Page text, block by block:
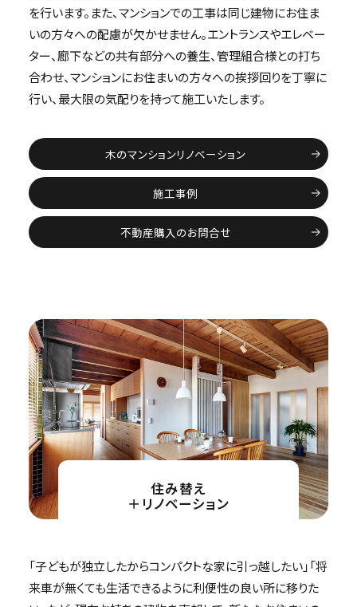
を行います。また、マンションでの工事は同じ建物にお住ま
いの方々への配慮が欠かせません。エントランスやエレベー
ター、廊下などの共有部分への養生、管理組合様との打ち
合わせ、マンションにお住まいの方々への挨拶回りを丁寧に
行い、最大限の気配りを持って施工いたします。
木のマンションリノベーション
施工事例
不動産購入のお問合せ
住み替え
＋リノベーション
「子どもが独立したからコンパクトな家に引っ越したい」「将
来車が無くても生活できるように利便性の良い所に移りた